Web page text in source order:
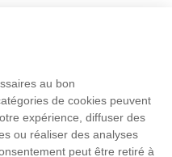
au bon
de cookies peuvent
expérience, diffuser des
ou réaliser des analyses
peut être retiré à